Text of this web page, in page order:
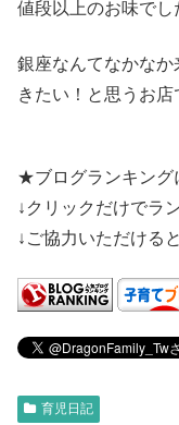
値段以上のお味でし
銀座なんてなかな
きたい！と思うお
★ブログランキング
↓クリックだけでラ
↓ご協力いただける
育児日記